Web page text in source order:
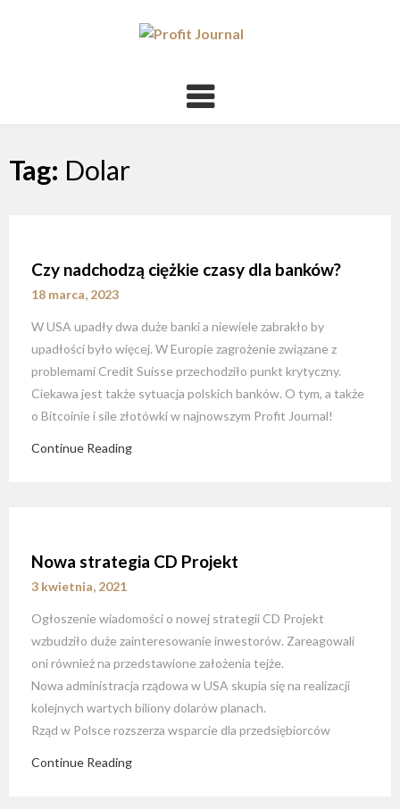
Tag: Dolar
Czy nadchodzą ciężkie czasy dla banków?
18 marca, 2023
W USA upadły dwa duże banki a niewiele zabrakło by
upadłości było więcej. W Europie zagrożenie związane z
problemami Credit Suisse przechodziło punkt krytyczny.
Ciekawa jest także sytuacja polskich banków. O tym, a także
o Bitcoinie i sile złotówki w najnowszym Profit Journal!
Continue Reading
Nowa strategia CD Projekt
3 kwietnia, 2021
Ogłoszenie wiadomości o nowej strategii CD Projekt
wzbudziło duże zainteresowanie inwestorów. Zareagowali
oni również na przedstawione założenia tejże.
Nowa administracja rządowa w USA skupia się na realizacji
kolejnych wartych biliony dolarów planach.
Rząd w Polsce rozszerza wsparcie dla przedsiębiorców
Continue Reading